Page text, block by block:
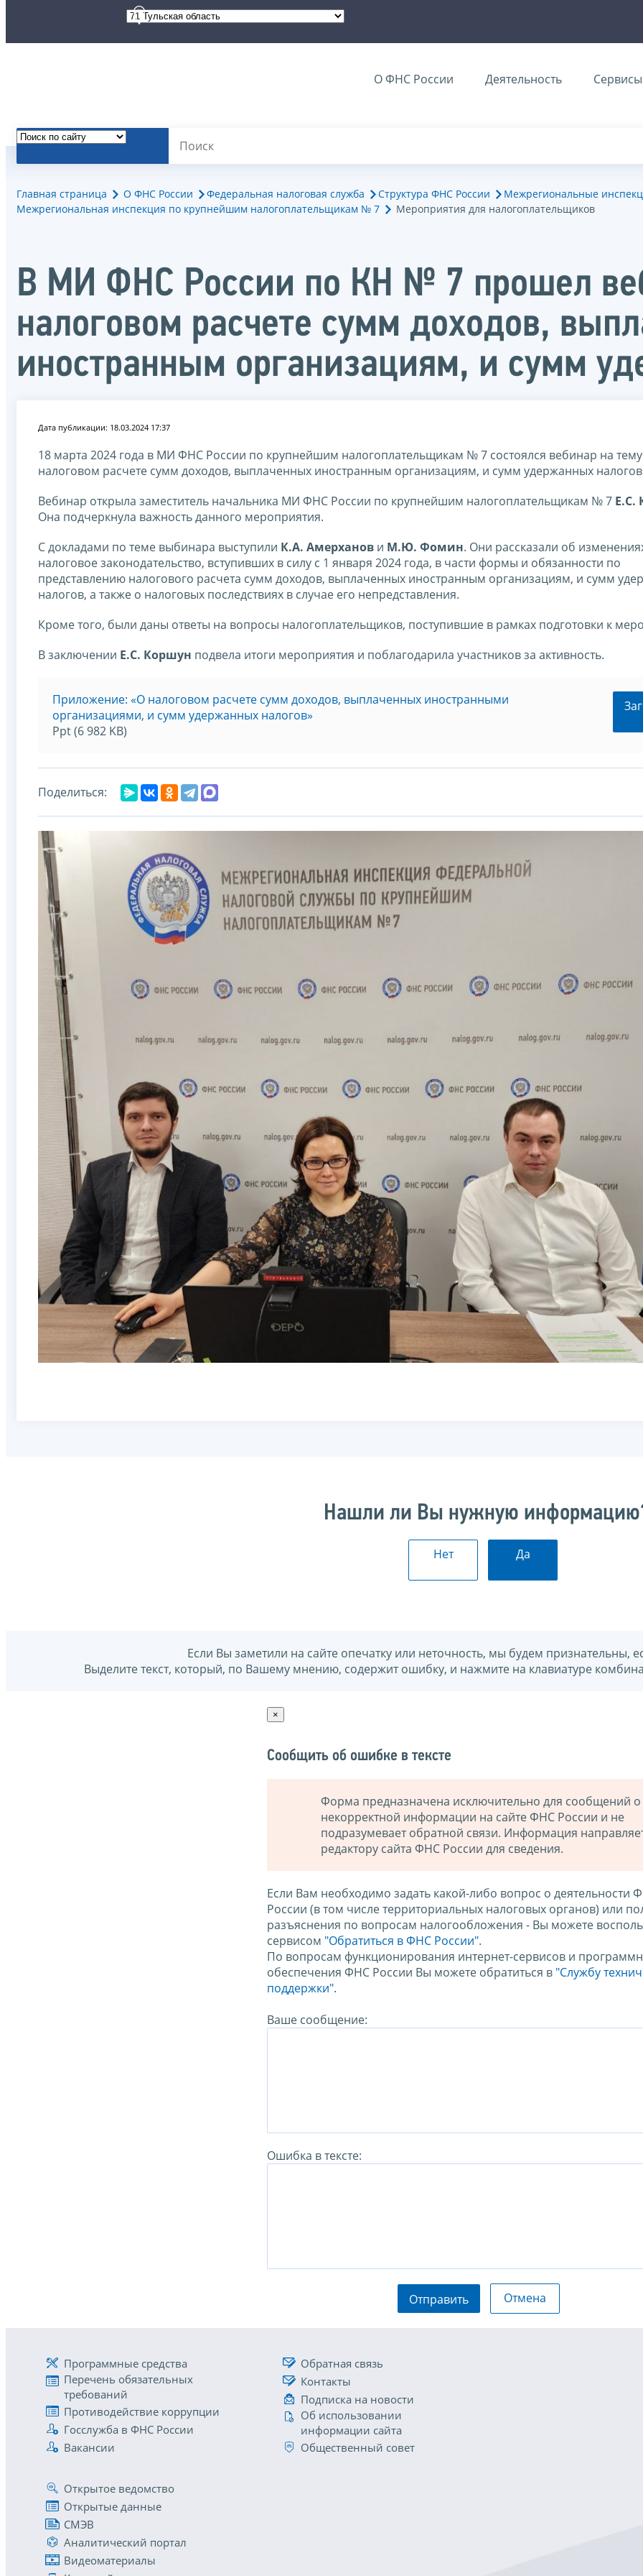
О ФНС России Деятельность Сервисы
Главная страница О ФНС России Федеральная налоговая служба Структура ФНС России
Межрегиональные
Межрегиональная инспекция по крупнейшим налогоплательщикам № 7
Мероприятия для налогоплательщиков
В МИ ФНС России по КН № 7 прошел
налоговом расчете сумм доходов,
иностранным организациям, и сумм
Дата публикации: 18.03.2024 17:37
18 марта 2024 года в МИ ФНС России по крупнейшим налогоплательщикам № 7 состоялся вебинар на
налоговом расчете сумм доходов, выплаченных иностранным организациям, и сумм удержанных
Вебинар открыла заместитель начальника МИ ФНС России по крупнейшим налогоплательщикам № 7 Е.С.
Она подчеркнула важность данного мероприятия.
С докладами по теме выбинара выступили К.А. Амерханов и М.Ю. Фомин. Они рассказали об
налоговое законодательство, вступивших в силу с 1 января 2024 года, в части формы и обязанности по
представлению налогового расчета сумм доходов, выплаченных иностранным организациям, и сумм
налогов, а также о налоговых последствиях в случае его непредставления.
Кроме того, были даны ответы на вопросы налогоплательщиков, поступившие в рамках подготовки к
В заключении Е.С. Коршун подвела итоги мероприятия и поблагодарила участников за активность.
Приложение: «О налоговом расчете сумм доходов, выплаченных иностранными
организациями, и сумм удержанных налогов»
Ppt (6 982 KB)
Поделиться:
Нашли ли Вы нужную
Нет Да
Если Вы заметили на сайте опечатку или неточность, мы будем признательны,
Выделите текст, который, по Вашему мнению, содержит ошибку, и нажмите на клавиатуре
×
Сообщить об ошибке в тексте
Форма предназначена исключительно для сообщений о
некорректной информации на сайте ФНС России и не
подразумевает обратной связи. Информация
редактору сайта ФНС России для сведения.
Если Вам необходимо задать какой-либо вопрос о деятельности
России (в том числе территориальных налоговых органов) или
разъяснения по вопросам налогообложения - Вы можете
сервисом "Обратиться в ФНС России".
По вопросам функционирования интернет-сервисов и
обеспечения ФНС России Вы можете обратиться в "Службу
поддержки".
Ваше сообщение:
Ошибка в тексте:
Отправить Отмена
Программные средства
Перечень обязательных
требований
Противодействие коррупции
Госслужба в ФНС России
Вакансии
Обратная связь
Контакты
Подписка на новости
Об использовании
информации сайта
Общественный совет
Открытое ведомство
Открытые данные
СМЭВ
Аналитический портал
Видеоматериалы